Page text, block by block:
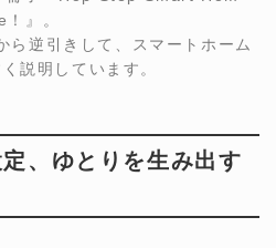
！』。
ら逆引きして、スマートホーム
説明しています。
、ゆとりを生み出す